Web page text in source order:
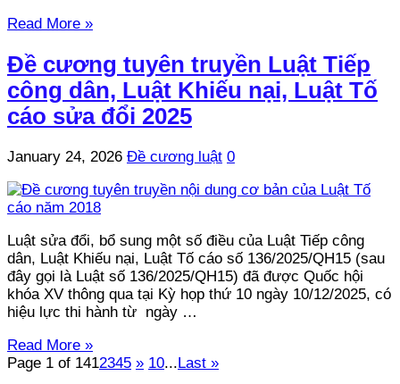
Read More »
Đề cương tuyên truyền Luật Tiếp
công dân, Luật Khiếu nại, Luật Tố
cáo sửa đổi 2025
January 24, 2026 Đề cương luật 0
Luật sửa đổi, bổ sung một số điều của Luật Tiếp công
dân, Luật Khiếu nại, Luật Tố cáo số 136/2025/QH15 (sau
đây gọi là Luật số 136/2025/QH15) đã được Quốc hội
khóa XV thông qua tại Kỳ họp thứ 10 ngày 10/12/2025, có
hiệu lực thi hành từ ngày …
Read More »
Page 1 of 1412345 » 10...Last »